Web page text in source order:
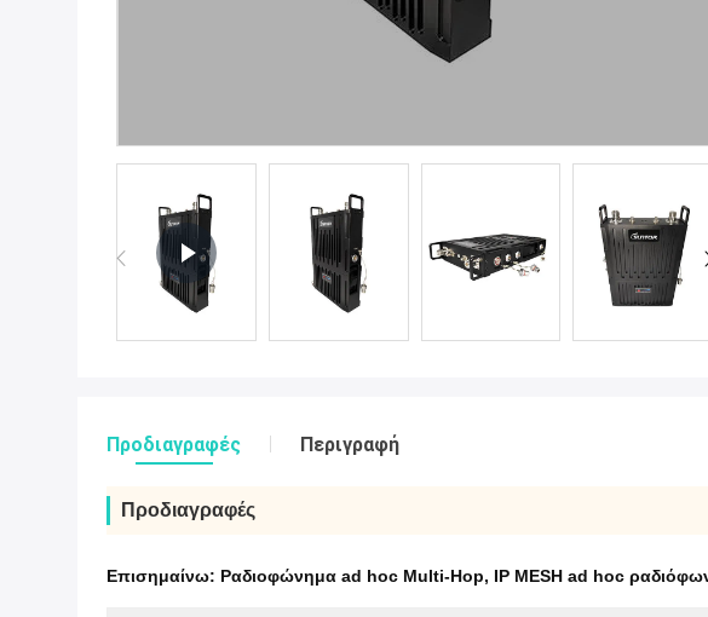
Προδιαγραφές Περιγραφή
Προδιαγραφές
Επισημαίνω: Ραδιοφώνημα ad hoc Multi-Hop, IP MESH ad hoc